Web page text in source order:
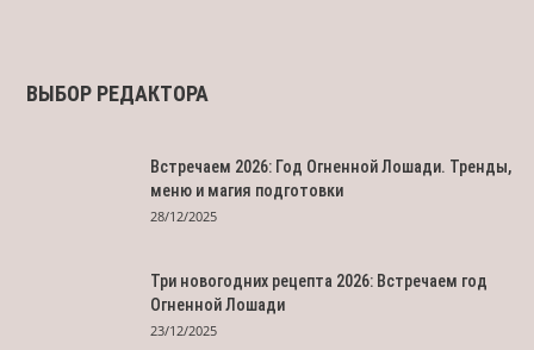
ВЫБОР РЕДАКТОРА
Встречаем 2026: Год Огненной Лошади. Тренды,
меню и магия подготовки
28/12/2025
Три новогодних рецепта 2026: Встречаем год
Огненной Лошади
23/12/2025